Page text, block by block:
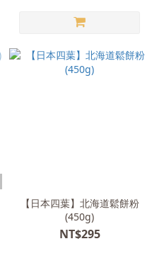
【日本四葉】北海道鬆餅粉
(450g)
NT$295